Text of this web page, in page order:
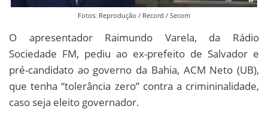
Fotos: Reprodução / Record / Secom
O apresentador Raimundo Varela, da Rádio
Sociedade FM, pediu ao ex-prefeito de Salvador e
pré-candidato ao governo da Bahia, ACM Neto (UB),
que tenha “tolerância zero” contra a crimininalidade,
caso seja eleito governador.